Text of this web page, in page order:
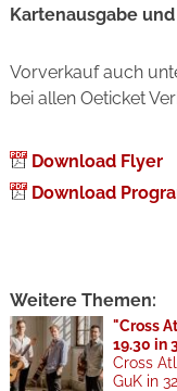
Kartenausgabe
Vorverkauf auch
bei allen Oeticket
Download Flyer
Download
Weitere Themen:
"Cross
19.30 in
Cross
GuK in